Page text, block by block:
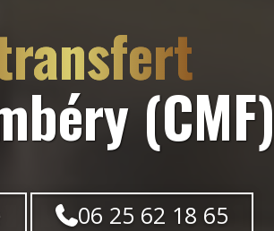
(CMF)
06 25 62 18 65